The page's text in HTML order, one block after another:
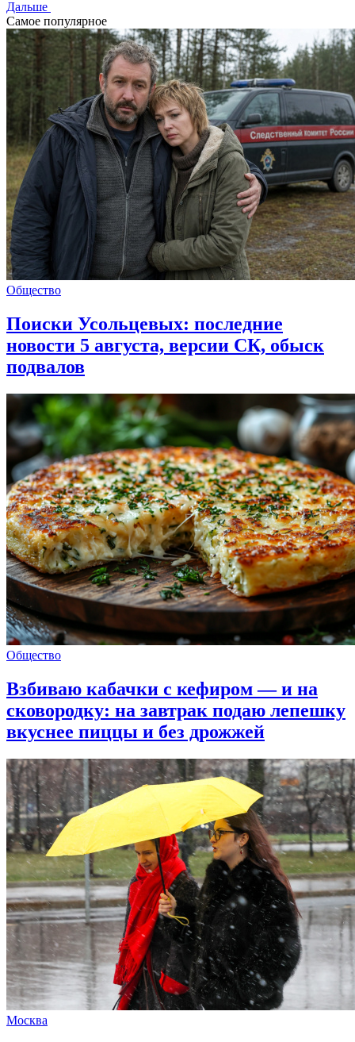
Дальше
Самое популярное
Общество
Поиски Усольцевых: последние
новости 5 августа, версии СК, обыск
подвалов
Общество
Взбиваю кабачки с кефиром — и на
сковородку: на завтрак подаю лепешку
вкуснее пиццы и без дрожжей
Москва